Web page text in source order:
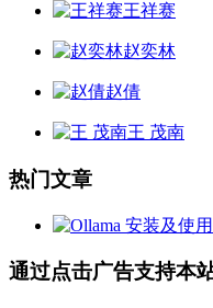
王祥赛
赵奕林
赵倩
王 茂南
热门文章
通过点击广告支持本